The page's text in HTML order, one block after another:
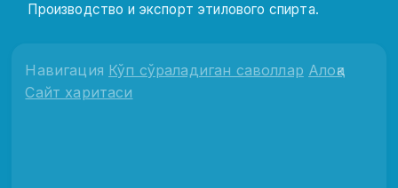
Производство и экспорт этилового спирта.
Навигация Кўп сўраладиган саволлар Алоқа
Сайт харитаси